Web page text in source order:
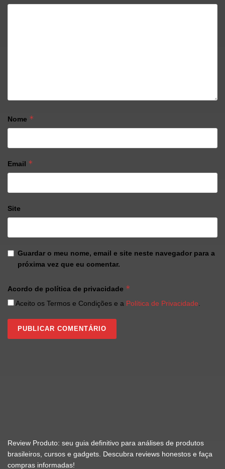
Nome *
Email *
Site
Guardar o meu nome, email e site neste navegador para a
próxima vez que eu comentar.
Acordo de política de privacidade *
Aceito os Termos e Condições e a Política de Privacidade
Review Produto: seu guia definitivo para análises de produtos
brasileiros, cursos e gadgets. Descubra reviews honestos e faça
compras informadas!